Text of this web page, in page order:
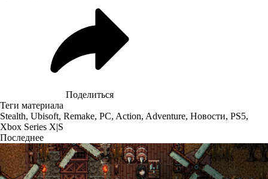
Поделиться
Теги материала
Stealth, Ubisoft, Remake, PC, Action, Adventure, Новости, PS5,
Xbox Series X|S
Последнее